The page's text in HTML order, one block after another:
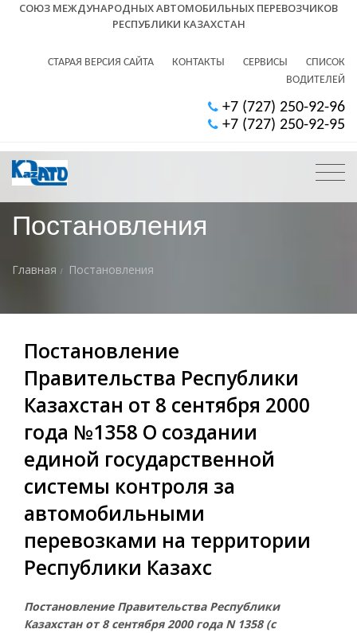
СОЮЗ МЕЖДУНАРОДНЫХ АВТОМОБИЛЬНЫХ ПЕРЕВОЗЧИКОВ
РЕСПУБЛИКИ КАЗАХСТАН
СТАРАЯ ВЕРСИЯ САЙТА КОНТАКТЫ СЕРВИСЫ
СПИСОК
ВОДИТЕЛЕЙ
+7 (727) 250-92-96
+7 (727) 250-92-95
Постановления
Главная Постановления
Постановление
Правительства Республики
Казахстан от 8 сентября 2000
года №1358 О создании
единой государственной
системы контроля за
автомобильными
перевозками на территории
Республики Казахс
Постановление Правительства Республики
Казахстан от 8 сентября 2000 года N 1358 (с